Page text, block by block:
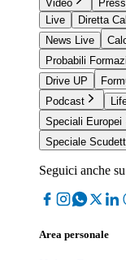
Video
Live
Diretta
News Live
Probabili
Drive UP
Podcast
Speciali Europei
Speciale
Seguici anche su
Area personale